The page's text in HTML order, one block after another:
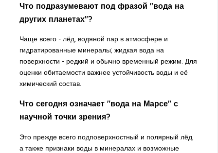
Что подразумевают под фразой "вода на
других планетах"?
Чаще всего - лёд, водяной пар в атмосфере и
гидратированные минералы; жидкая вода на
поверхности - редкий и обычно временный режим. Для
оценки обитаемости важнее устойчивость воды и её
химический состав.
Что сегодня означает "вода на Марсе" с
научной точки зрения?
Это прежде всего подповерхностный и полярный лёд,
а также признаки воды в минералах и возможные